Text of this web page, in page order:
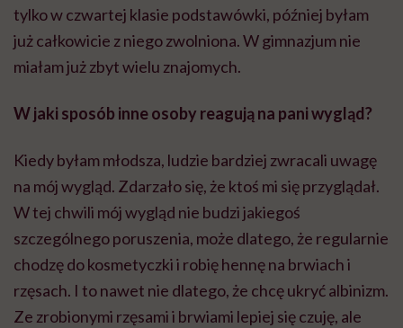
tylko w czwartej klasie podstawówki, później byłam
już całkowicie z niego zwolniona. W gimnazjum nie
miałam już zbyt wielu znajomych.
W jaki sposób inne osoby reagują na pani wygląd?
Kiedy byłam młodsza, ludzie bardziej zwracali uwagę
na mój wygląd. Zdarzało się, że ktoś mi się przyglądał.
W tej chwili mój wygląd nie budzi jakiegoś
szczególnego poruszenia, może dlatego, że regularnie
chodzę do kosmetyczki i robię hennę na brwiach i
rzęsach. I to nawet nie dlatego, że chcę ukryć albinizm.
Ze zrobionymi rzęsami i brwiami lepiej się czuję, ale